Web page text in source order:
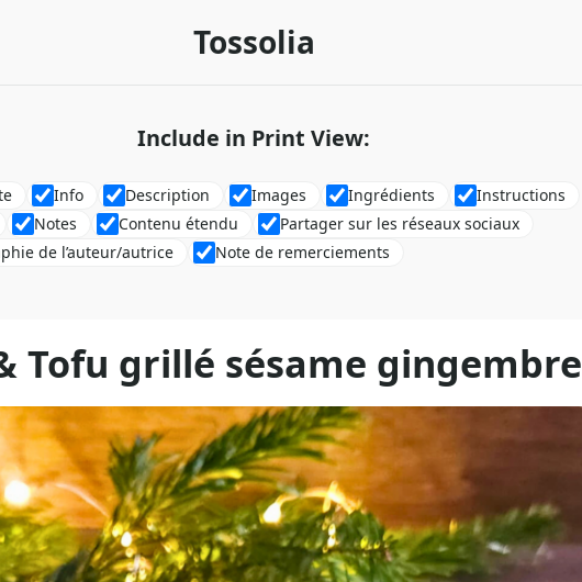
Tossolia
Include in Print View:
Info Description Images Ingrédients
Instructions
Notes Contenu étendu
Partager sur les réseaux sociaux
de l’auteur/autrice
Note de remerciements
Tofu grillé sésame gingembre